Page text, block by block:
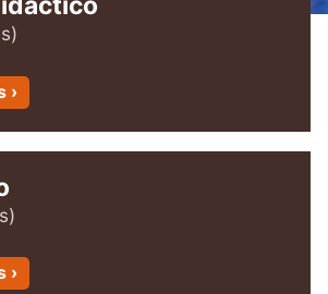
›
›